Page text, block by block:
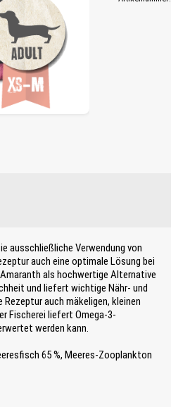
ausschließliche Verwendung von
auch eine optimale Lösung bei
als hochwertige Alternative
und liefert wichtige Nähr- und
auch mäkeligen, kleinen
Fischerei liefert Omega-3-
werden kann.
65 %, Meeres-Zooplankton